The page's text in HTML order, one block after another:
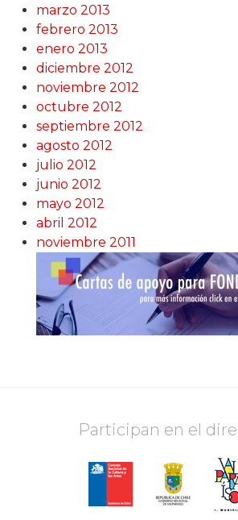
marzo 2013
febrero 2013
enero 2013
diciembre 2012
noviembre 2012
octubre 2012
septiembre 2012
agosto 2012
julio 2012
junio 2012
mayo 2012
abril 2012
noviembre 2011
Participan en el